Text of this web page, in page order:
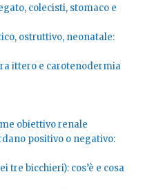
colecisti, stomaco e
ostruttivo, neonatale:
ittero e carotenodermia
obiettivo renale
positivo o negativo:
tre bicchieri): cos’è e cosa